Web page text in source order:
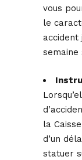
vous
le
accident
semaine
la
d’un
statuer